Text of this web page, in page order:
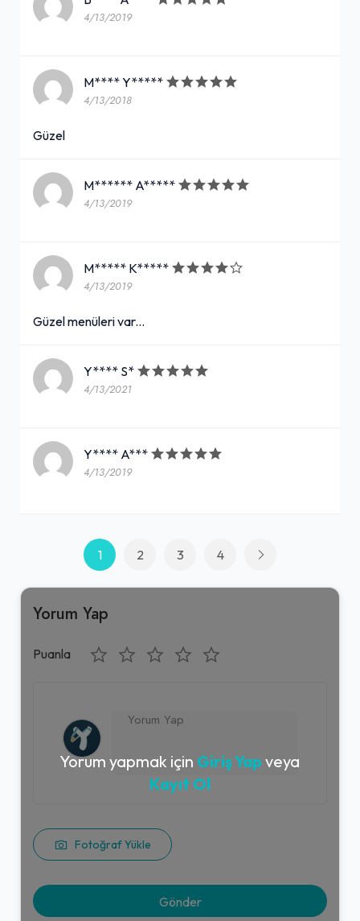
4/13/2019
M**** Y*****
4/13/2018
Güzel
M****** A*****
4/13/2019
M***** K*****
4/13/2019
Güzel menüleri var...
Y**** S*
4/13/2021
Y**** A***
4/13/2019
1 2 3 4
Yorum Yap
Puanla
Fotoğraf Yükle
Yorum yapmak için Giriş Yap veya
Kayıt Ol